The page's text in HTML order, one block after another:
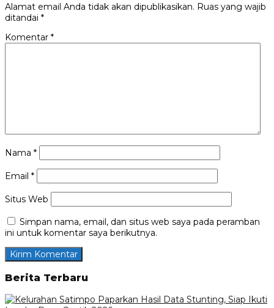
Alamat email Anda tidak akan dipublikasikan. Ruas yang wajib
ditandai *
Komentar *
Nama *
Email *
Situs Web
Simpan nama, email, dan situs web saya pada peramban
ini untuk komentar saya berikutnya.
Berita Terbaru